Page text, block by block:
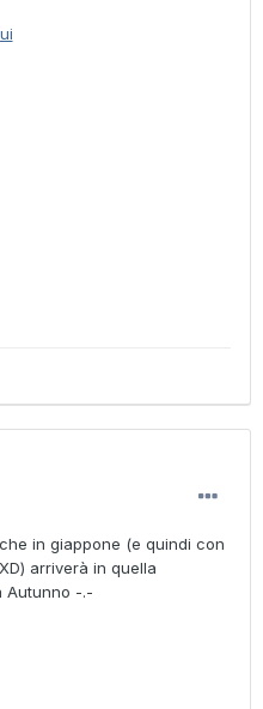
in giappone (e quindi con
arriverà in quella
Autunno -.-